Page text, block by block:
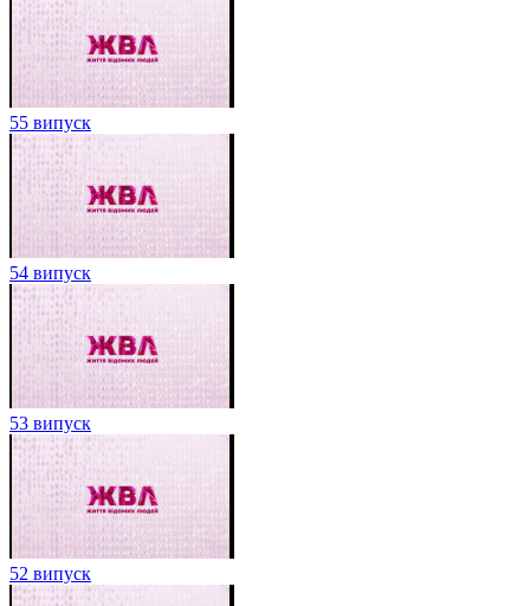
55 випуск
54 випуск
53 випуск
52 випуск